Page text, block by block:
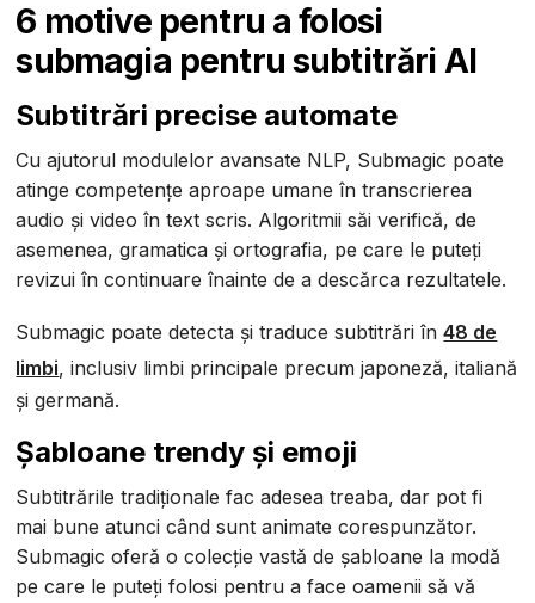
6 motive pentru a folosi
submagia pentru subtitrări AI
Subtitrări precise automate
Cu ajutorul modulelor avansate NLP, Submagic poate
atinge competențe aproape umane în transcrierea
audio și video în text scris. Algoritmii săi verifică, de
asemenea, gramatica și ortografia, pe care le puteți
revizui în continuare înainte de a descărca rezultatele.
Submagic poate detecta și traduce subtitrări în48 de
limbi, inclusiv limbi principale precum japoneză, italiană
și germană.
Șabloane trendy și emoji
Subtitrările tradiționale fac adesea treaba, dar pot fi
mai bune atunci când sunt animate corespunzător.
Submagic oferă o colecție vastă de șabloane la modă
pe care le puteți folosi pentru a face oamenii să vă